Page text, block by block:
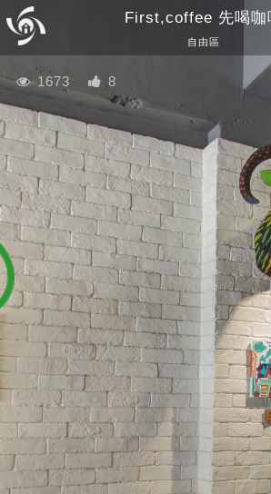
1673 8
First,coffee 先喝咖
自由區